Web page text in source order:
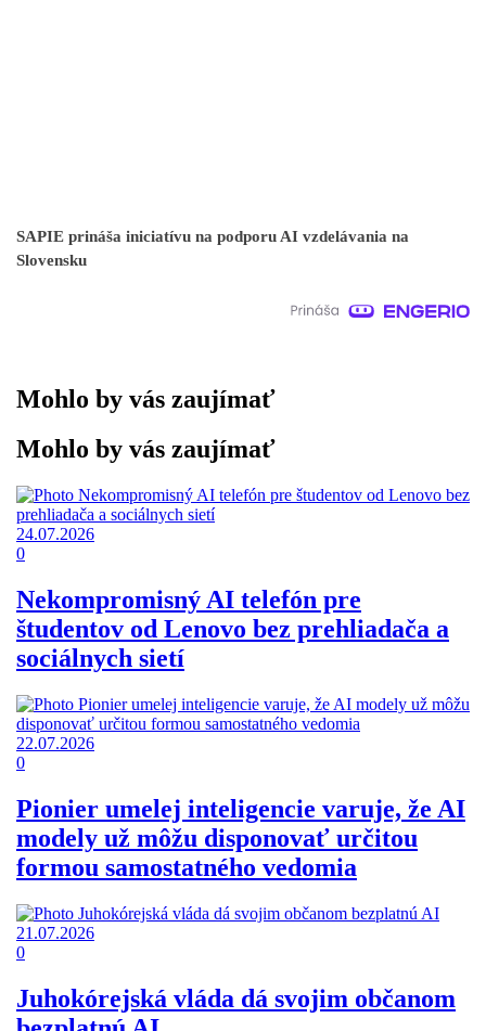
SAPIE prináša iniciatívu na podporu AI vzdelávania na
Slovensku
Mohlo by vás zaujímať
Mohlo by vás zaujímať
24.07.2026
0
Nekompromisný AI telefón pre
študentov od Lenovo bez prehliadača a
sociálnych sietí
22.07.2026
0
Pionier umelej inteligencie varuje, že AI
modely už môžu disponovať určitou
formou samostatného vedomia
21.07.2026
0
Juhokórejská vláda dá svojim občanom